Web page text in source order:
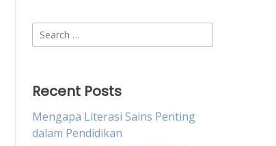
Search
for:
Recent Posts
Mengapa Literasi Sains Penting
dalam Pendidikan